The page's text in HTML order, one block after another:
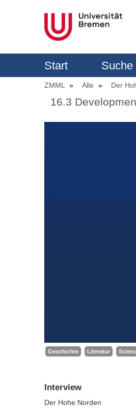
Start Suche
ZMML Alle Der
16.3
Geschichte Literatur
Interview
Der Hohe Norden